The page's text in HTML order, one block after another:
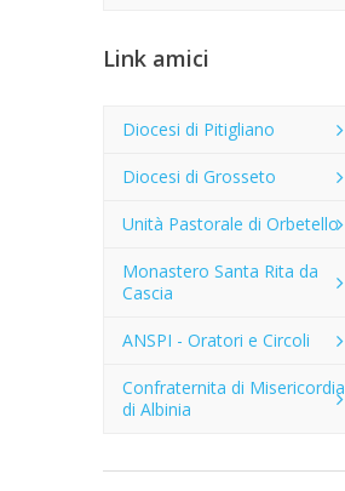
Link amici
Diocesi di Pitigliano
Diocesi di Grosseto
Unità Pastorale di Orbetello
Monastero Santa Rita da
Cascia
ANSPI - Oratori e Circoli
Confraternita di Misericordia
di Albinia